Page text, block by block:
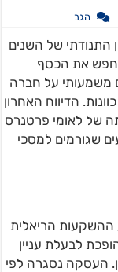
הגב
התנודתי של השנים
את הכסף
משמעותי על חברה
הדיווח האחרון
של לאומי פרטנרס
שגורמים למסכי
ההשקעות הריאלית
לבעלת עניין
של גפן. העסקה נסגרה לפי